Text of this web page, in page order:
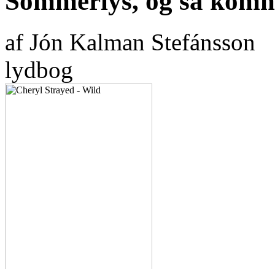
af Jón Kalman Stefánsson
lydbog